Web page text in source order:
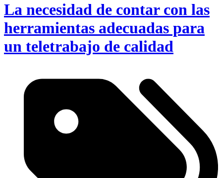
La necesidad de contar con las
herramientas adecuadas para
un teletrabajo de calidad